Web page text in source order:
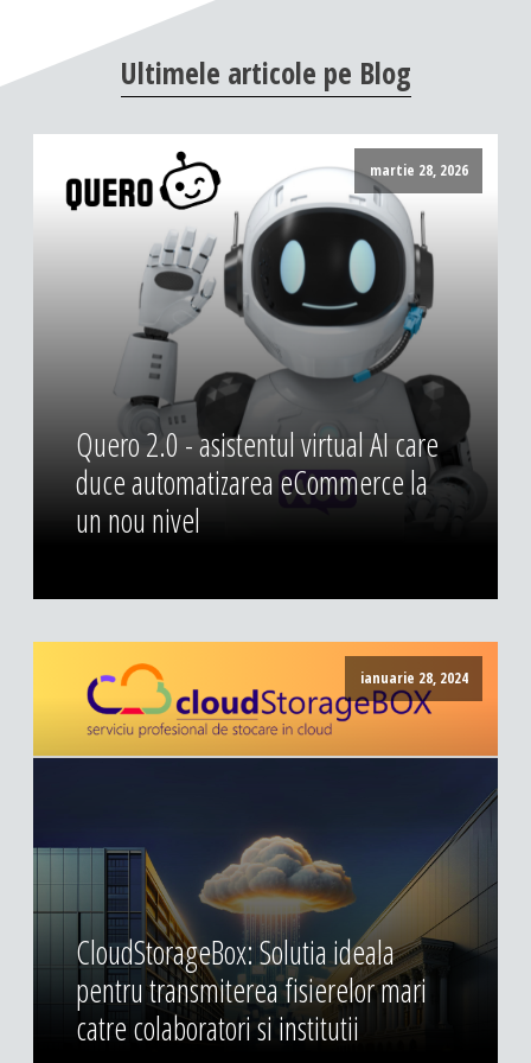
DESIGN & PRINTING
Identitate vizuala, imagine
Grafica publicitara
Grafica pentru print
Fotografie digitala
Ultimele articole pe Blog
martie 28, 2026
Quero 2.0 - asistentul virtual AI care
duce automatizarea eCommerce la
un nou nivel
ianuarie 28, 2024
CloudStorageBox: Solutia ideala
pentru transmiterea fisierelor mari
catre colaboratori si institutii